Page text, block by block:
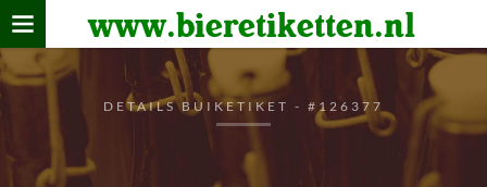
www.bieretiketten.nl
Home
verzamelen
De bierkaart
Bezoekers
DETAILS BUIKETIKET - #126377